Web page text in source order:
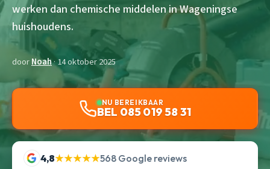
werken dan chemische middelen in Wageningse
huishoudens.
doorNoah· 14 oktober 2025
NU BEREIKBAAR
BEL 085 019 58 31
4,8★★★★★568 Google reviews